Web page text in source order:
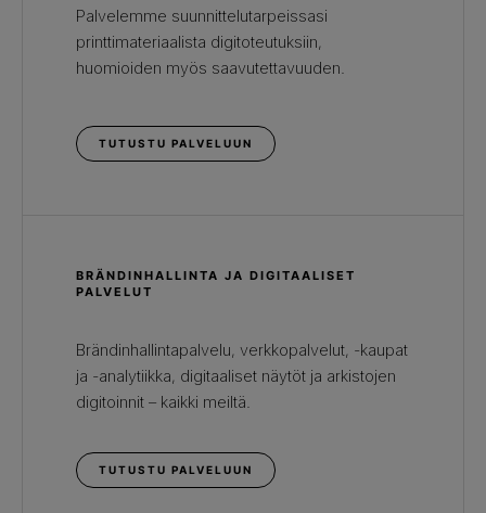
Palvelemme suunnittelutarpeissasi
printtimateriaalista digitoteutuksiin,
huomioiden myös saavutettavuuden.
TUTUSTU PALVELUUN
BRÄNDINHALLINTA JA DIGITAALISET
PALVELUT
Brändinhallintapalvelu, verkkopalvelut, -kaupat
ja -analytiikka, digitaaliset näytöt ja arkistojen
digitoinnit – kaikki meiltä.
TUTUSTU PALVELUUN